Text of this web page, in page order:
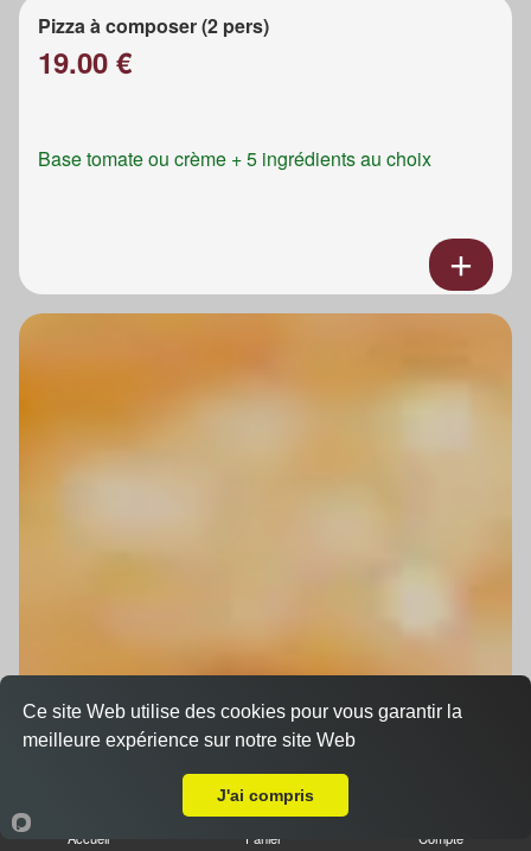
Pizza à composer (2 pers)
19.00 €
Base tomate ou crème + 5 ingrédients au choix
Accueil Panier Compte
Ce site Web utilise des cookies pour vous garantir la
meilleure expérience sur notre site Web
J'ai compris